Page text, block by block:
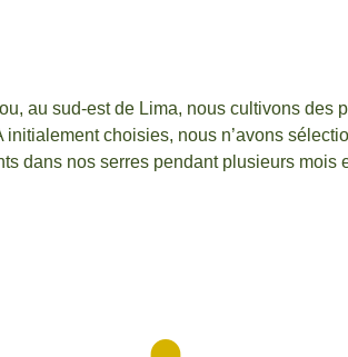
au sud-est de Lima, nous cultivons
choisies, nous n’avons
dans nos serres pendant plusieurs mois